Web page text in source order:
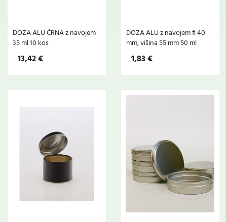
DOZA ALU ČRNA z navojem
35 ml 10 kos
13,42 €
DOZA ALU z navojem fi 40
mm, višina 55 mm 50 ml
1,83 €